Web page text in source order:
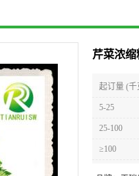
芹菜浓
起订量 (千
5-25
25-100
≥100